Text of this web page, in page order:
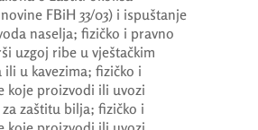
FBiH 33/03) i ispuštanje
naselja; fizičko i pravno
uzgoj ribe u vještačkim
ili u kavezima; fizičko i
koje proizvodi ili uvozi
zaštitu bilja; fizičko i